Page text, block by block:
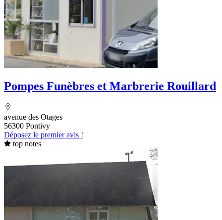
Pompes Funèbres et Marbrerie Rouillard
avenue des Otages
56300 Pontivy
Déposez le premier avis !
top notes